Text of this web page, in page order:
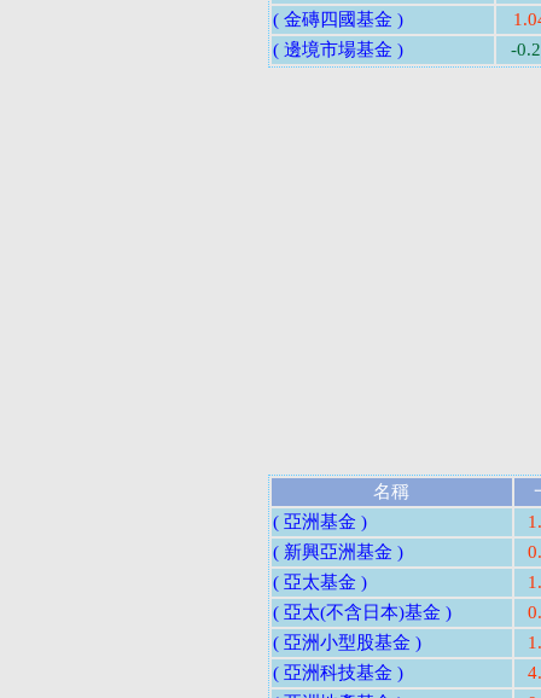
( 金磚四國基金 )
( 邊境市場基金 )
-
名稱
( 亞洲基金 )
( 新興亞洲基金 )
( 亞太基金 )
( 亞太(不含日本)基金 )
( 亞洲小型股基金 )
( 亞洲科技基金 )